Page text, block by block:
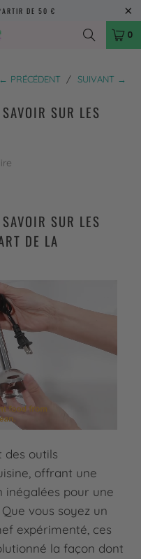
DE 50 €
0
← PRÉCÉDENT / SUIVANT →
SUR LES
SUR LES
DE LA
des outils
offrant une
inégalées pour une
vous soyez un
expérimenté, ces
la façon dont